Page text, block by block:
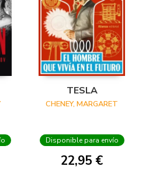
TESLA
CHENEY, MARGARET
Disponible para envío
22,95 €